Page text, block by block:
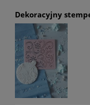
Dekoracyjny